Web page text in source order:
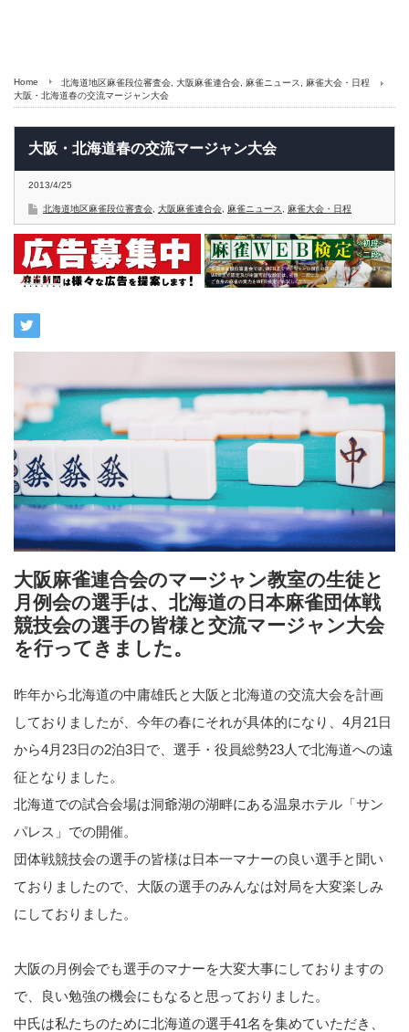
Home 北海道地区麻雀段位審査会 大阪麻雀連合会 麻雀ニュース
麻雀大会・日程
大阪・北海道春の交流マージャン大会
大阪・北海道春の交流マージャン大会
2013/4/25
北海道地区麻雀段位審査会 大阪麻雀連合会 麻雀ニュース 麻雀大会・日程
大阪麻雀連合会のマージャン教室の生徒と
月例会の選手は、北海道の日本麻雀団体戦
競技会の選手の皆様と交流マージャン大会
を行ってきました。
昨年から北海道の中庸雄氏と大阪と北海道の交流大会を計画
しておりましたが、今年の春にそれが具体的になり、4月21日
から4月23日の2泊3日で、選手・役員総勢23人で北海道への遠
征となりました。
北海道での試合会場は洞爺湖の湖畔にある温泉ホテル「サン
パレス」での開催。
団体戦競技会の選手の皆様は日本一マナーの良い選手と聞い
ておりましたので、大阪の選手のみんなは対局を大変楽しみ
にしておりました。
大阪の月例会でも選手のマナーを大変大事にしておりますの
で、良い勉強の機会にもなると思っておりました。
中氏は私たちのために北海道の選手41名を集めていただき、